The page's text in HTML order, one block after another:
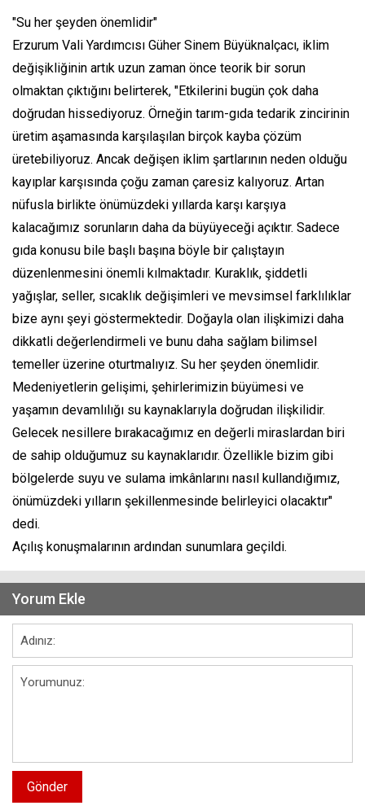
"Su her şeyden önemlidir"
Erzurum Vali Yardımcısı Güher Sinem Büyüknalçacı, iklim
değişikliğinin artık uzun zaman önce teorik bir sorun
olmaktan çıktığını belirterek, "Etkilerini bugün çok daha
doğrudan hissediyoruz. Örneğin tarım-gıda tedarik zincirinin
üretim aşamasında karşılaşılan birçok kayba çözüm
üretebiliyoruz. Ancak değişen iklim şartlarının neden olduğu
kayıplar karşısında çoğu zaman çaresiz kalıyoruz. Artan
nüfusla birlikte önümüzdeki yıllarda karşı karşıya
kalacağımız sorunların daha da büyüyeceği açıktır. Sadece
gıda konusu bile başlı başına böyle bir çalıştayın
düzenlenmesini önemli kılmaktadır. Kuraklık, şiddetli
yağışlar, seller, sıcaklık değişimleri ve mevsimsel farklılıklar
bize aynı şeyi göstermektedir. Doğayla olan ilişkimizi daha
dikkatli değerlendirmeli ve bunu daha sağlam bilimsel
temeller üzerine oturtmalıyız. Su her şeyden önemlidir.
Medeniyetlerin gelişimi, şehirlerimizin büyümesi ve
yaşamın devamlılığı su kaynaklarıyla doğrudan ilişkilidir.
Gelecek nesillere bırakacağımız en değerli miraslardan biri
de sahip olduğumuz su kaynaklarıdır. Özellikle bizim gibi
bölgelerde suyu ve sulama imkânlarını nasıl kullandığımız,
önümüzdeki yılların şekillenmesinde belirleyici olacaktır"
dedi.
Açılış konuşmalarının ardından sunumlara geçildi.
Yorum Ekle
Gönder